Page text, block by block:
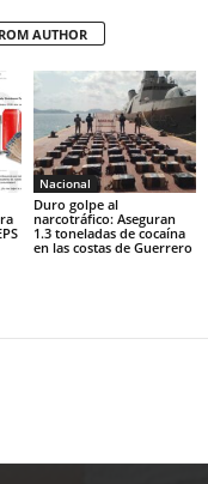
AUTHOR
Nacional
Duro golpe al
narcotráfico: Aseguran
1.3 toneladas de cocaína
en las costas de Guerrero